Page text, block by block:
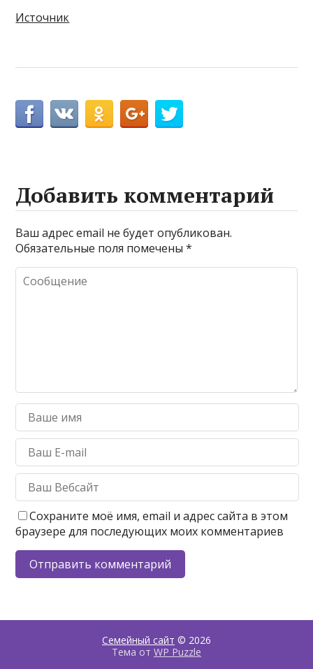
Источник
Добавить комментарий
Ваш адрес email не будет опубликован.
Обязательные поля помечены*
Сохраните моё имя, email и адрес сайта в этом
браузере для последующих моих комментариев
Семейный сайт © 2026
Тема от WP Puzzle